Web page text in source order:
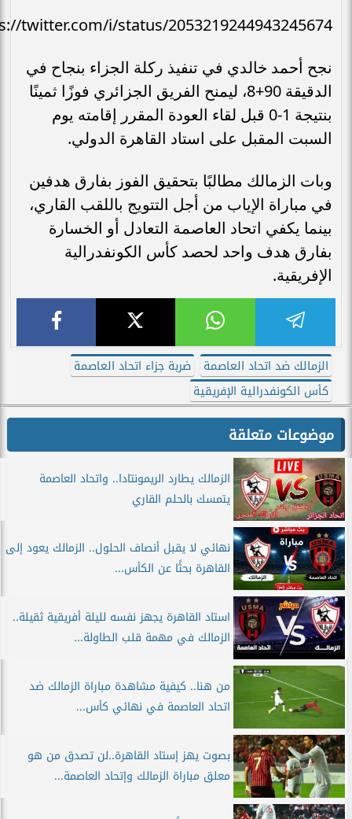
twitter.com/i/status/2053219244943245674
نجح أحمد خالدي في تنفيذ ركلة الجزاء بنجاح في
الدقيقة 90+8، ليمنح الفريق الجزائري فوزًا ثمينًا
بنتيجة 1-0 قبل لقاء العودة المقرر إقامته يوم
السبت المقبل على استاد القاهرة الدولي.
وبات الزمالك مطالبًا بتحقيق الفوز بفارق هدفين
في مباراة الإياب من أجل التتويج باللقب القاري،
بينما يكفي اتحاد العاصمة التعادل أو الخسارة
بفارق هدف واحد لحصد كأس الكونفدرالية
الإفريقية.
الزمالك ضد اتحاد العاصمة
ضربة جزاء اتحاد العاصمة
كأس الكونفدرالية الإفريقية
موضوعات متعلقة
الزمالك يطارد الريمونتادا.. واتحاد العاصمة
يتمسك بالحلم القاري
نهائي لا يقبل أنصاف الحلول.. الزمالك يعود إلى
القاهرة بحثًا عن الكأس...
استاد القاهرة يجهز نفسه لليلة أفريقية ثقيلة..
الزمالك في مهمة قلب الطاولة...
من هنا.. كيفية مشاهدة مباراة الزمالك ضد
اتحاد العاصمة في نهائي كأس...
بصوت يهز إستاد القاهرة..لن تصدق من هو
معلق مباراة الزمالك وإتحاد العاصمة...